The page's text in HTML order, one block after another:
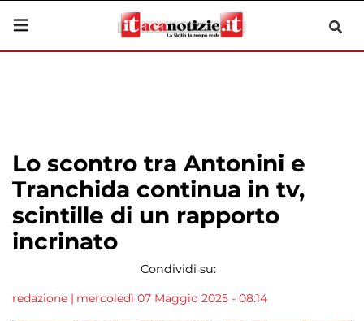
Lo scontro tra Antonini e
Tranchida continua in tv,
scintille di un rapporto
incrinato
Condividi su:
redazione | mercoledì 07 Maggio 2025 - 08:14